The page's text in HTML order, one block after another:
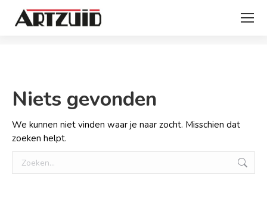
Niets gevonden
We kunnen niet vinden waar je naar zocht. Misschien dat
zoeken helpt.
Zoeken: